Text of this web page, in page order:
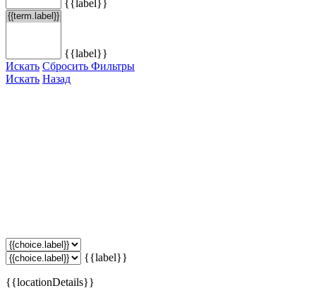
{{label}}
{{label}}
Искать Сбросить Фильтры
Искать Назад
{{label}}
{{locationDetails}}